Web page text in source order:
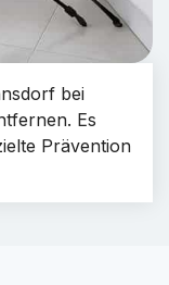
bei
Es
Prävention